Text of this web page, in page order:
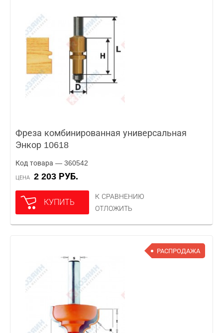
Фреза комбинированная универсальная
Энкор 10618
Код товара — 360542
ЦЕНА 2 203 РУБ.
КУПИТЬ
К СРАВНЕНИЮ
ОТЛОЖИТЬ
РАСПРОДАЖА